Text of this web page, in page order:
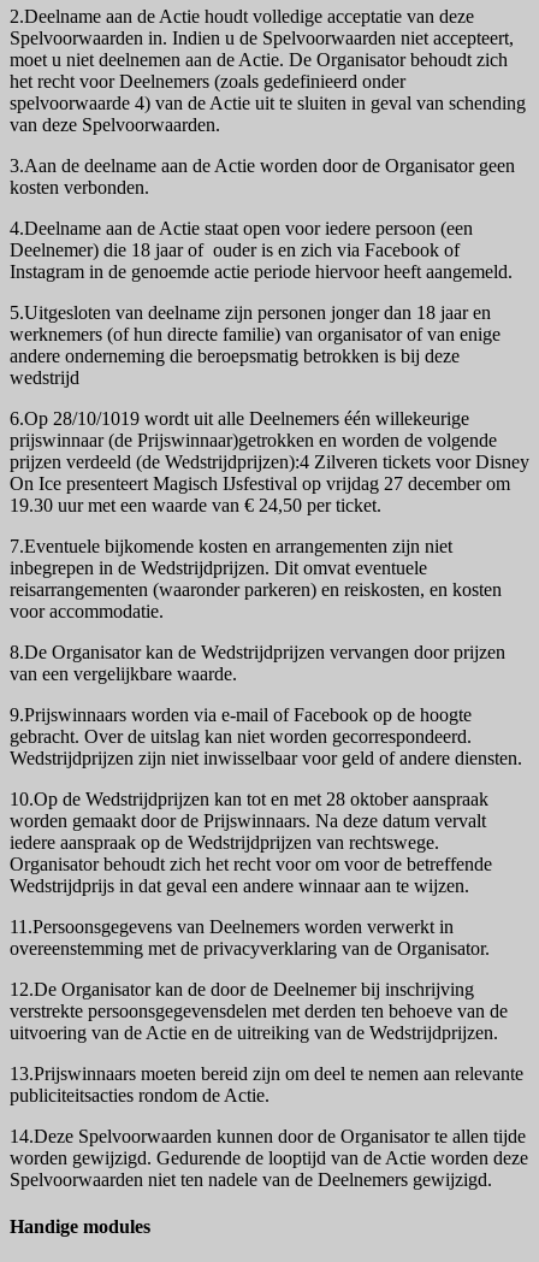
2.Deelname aan de Actie houdt volledige acceptatie van deze
Spelvoorwaarden in. Indien u de Spelvoorwaarden niet accepteert,
moet u niet deelnemen aan de Actie. De Organisator behoudt zich
het recht voor Deelnemers (zoals gedefinieerd onder
spelvoorwaarde 4) van de Actie uit te sluiten in geval van schending
van deze Spelvoorwaarden.
3.Aan de deelname aan de Actie worden door de Organisator geen
kosten verbonden.
4.Deelname aan de Actie staat open voor iedere persoon (een
Deelnemer) die 18 jaar of ouder is en zich via Facebook of
Instagram in de genoemde actie periode hiervoor heeft aangemeld.
5.Uitgesloten van deelname zijn personen jonger dan 18 jaar en
werknemers (of hun directe familie) van organisator of van enige
andere onderneming die beroepsmatig betrokken is bij deze
wedstrijd
6.Op 28/10/1019 wordt uit alle Deelnemers één willekeurige
prijswinnaar (de Prijswinnaar)getrokken en worden de volgende
prijzen verdeeld (de Wedstrijdprijzen):4 Zilveren tickets voor Disney
On Ice presenteert Magisch IJsfestival op vrijdag 27 december om
19.30 uur met een waarde van € 24,50 per ticket.
7.Eventuele bijkomende kosten en arrangementen zijn niet
inbegrepen in de Wedstrijdprijzen. Dit omvat eventuele
reisarrangementen (waaronder parkeren) en reiskosten, en kosten
voor accommodatie.
8.De Organisator kan de Wedstrijdprijzen vervangen door prijzen
van een vergelijkbare waarde.
9.Prijswinnaars worden via e-mail of Facebook op de hoogte
gebracht. Over de uitslag kan niet worden gecorrespondeerd.
Wedstrijdprijzen zijn niet inwisselbaar voor geld of andere diensten.
10.Op de Wedstrijdprijzen kan tot en met 28 oktober aanspraak
worden gemaakt door de Prijswinnaars. Na deze datum vervalt
iedere aanspraak op de Wedstrijdprijzen van rechtswege.
Organisator behoudt zich het recht voor om voor de betreffende
Wedstrijdprijs in dat geval een andere winnaar aan te wijzen.
11.Persoonsgegevens van Deelnemers worden verwerkt in
overeenstemming met de privacyverklaring van de Organisator.
12.De Organisator kan de door de Deelnemer bij inschrijving
verstrekte persoonsgegevensdelen met derden ten behoeve van de
uitvoering van de Actie en de uitreiking van de Wedstrijdprijzen.
13.Prijswinnaars moeten bereid zijn om deel te nemen aan relevante
publiciteitsacties rondom de Actie.
14.Deze Spelvoorwaarden kunnen door de Organisator te allen tijde
worden gewijzigd. Gedurende de looptijd van de Actie worden deze
Spelvoorwaarden niet ten nadele van de Deelnemers gewijzigd.
Handige modules